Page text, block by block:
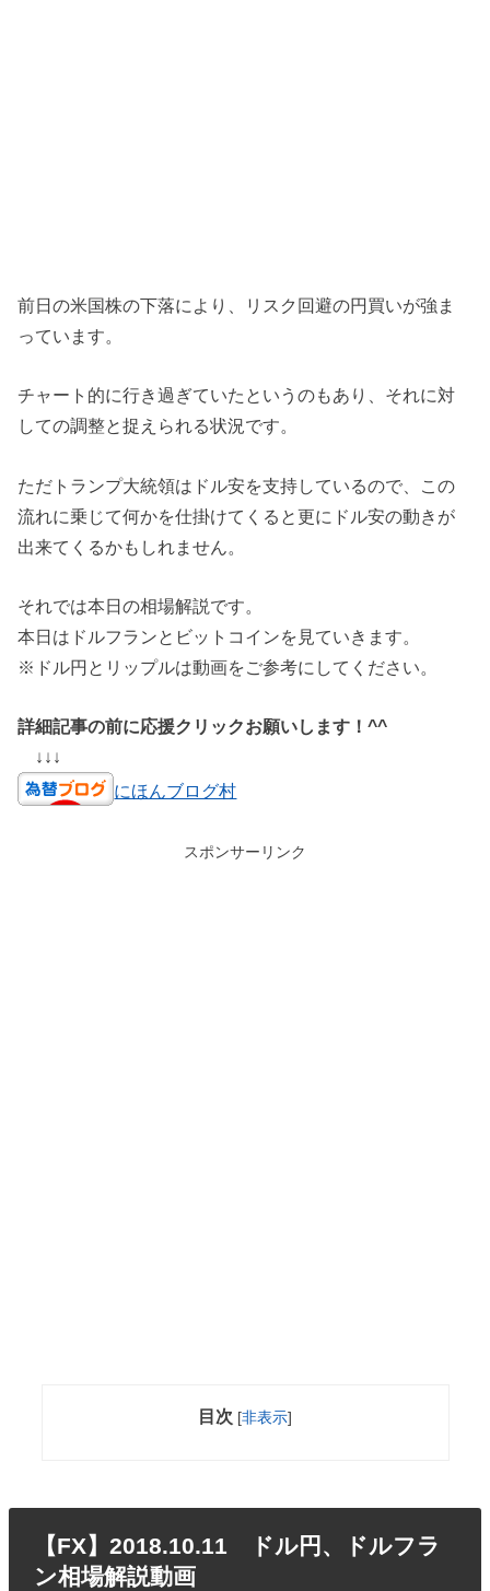
前日の米国株の下落により、リスク回避の円買いが強ま
っています。
チャート的に行き過ぎていたというのもあり、それに対
しての調整と捉えられる状況です。
ただトランプ大統領はドル安を支持しているので、この
流れに乗じて何かを仕掛けてくると更にドル安の動きが
出来てくるかもしれません。
それでは本日の相場解説です。
本日はドルフランとビットコインを見ていきます。
※ドル円とリップルは動画をご参考にしてください。
詳細記事の前に応援クリックお願いします！^^
↓↓↓
にほんブログ村
スポンサーリンク
目次 [非表示]
【FX】2018.10.11 ドル円、ドルフラ
ン相場解説動画